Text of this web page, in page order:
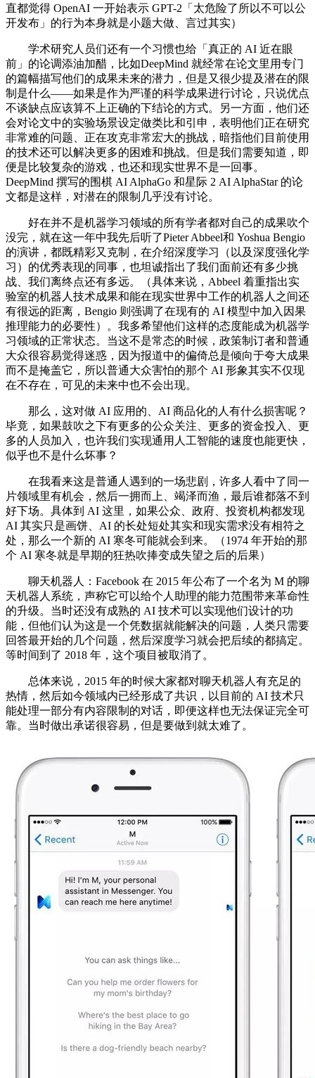
直都觉得 OpenAI 一开始表示 GPT-2「太危险了所以不可以公
开发布」的行为本身就是小题大做、言过其实）
学术研究人员们还有一个习惯也给「真正的 AI 近在眼
前」的论调添油加醋，比如DeepMind 就经常在论文里用专门
的篇幅描写他们的成果未来的潜力，但是又很少提及潜在的限
制是什么——如果是作为严谨的科学成果进行讨论，只说优点
不谈缺点应该算不上正确的下结论的方式。另一方面，他们还
会对论文中的实验场景设定做类比和引申，表明他们正在研究
非常难的问题、正在攻克非常宏大的挑战，暗指他们目前使用
的技术还可以解决更多的困难和挑战。但是我们需要知道，即
便是比较复杂的游戏，也还和现实世界不是一回事。
DeepMind 撰写的围棋 AI AlphaGo 和星际 2 AI AlphaStar 的论
文都是这样，对潜在的限制几乎没有讨论。
好在并不是机器学习领域的所有学者都对自己的成果吹个
没完，就在这一年中我先后听了Pieter Abbeel和 Yoshua Bengio
的演讲，都既精彩又克制，在介绍深度学习（以及深度强化学
习）的优秀表现的同事，也坦诚指出了我们面前还有多少挑
战、我们离终点还有多远。（具体来说，Abbeel 着重指出实
验室的机器人技术成果和能在现实世界中工作的机器人之间还
有很远的距离，Bengio 则强调了在现有的 AI 模型中加入因果
推理能力的必要性）。我多希望他们这样的态度能成为机器学
习领域的正常状态。当这不是常态的时候，政策制订者和普通
大众很容易觉得迷惑，因为报道中的偏倚总是倾向于夸大成果
而不是掩盖它，所以普通大众害怕的那个 AI 形象其实不仅现
在不存在，可见的未来中也不会出现。
那么，这对做 AI 应用的、AI 商品化的人有什么损害呢？
毕竟，如果鼓吹之下有更多的公众关注、更多的资金投入、更
多的人员加入，也许我们实现通用人工智能的速度也能更快，
似乎也不是什么坏事？
在我看来这是普通人遇到的一场悲剧，许多人看中了同一
片领域里有机会，然后一拥而上、竭泽而渔，最后谁都落不到
好下场。具体到 AI 这里，如果公众、政府、投资机构都发现
AI 其实只是画饼、AI 的长处短处其实和现实需求没有相符之
处，那么一个新的 AI 寒冬可能就会到来。（1974 年开始的那
个 AI 寒冬就是早期的狂热吹捧变成失望之后的后果）
聊天机器人：Facebook 在 2015 年公布了一个名为 M 的聊
天机器人系统，声称它可以给个人助理的能力范围带来革命性
的升级。当时还没有成熟的 AI 技术可以实现他们设计的功
能，但他们认为这是一个凭数据就能解决的问题，人类只需要
回答最开始的几个问题，然后深度学习就会把后续的都搞定。
等时间到了 2018 年，这个项目被取消了。
总体来说，2015 年的时候大家都对聊天机器人有充足的
热情，然后如今领域内已经形成了共识，以目前的 AI 技术只
能处理一部分有内容限制的对话，即便这样也无法保证完全可
靠。当时做出承诺很容易，但是要做到就太难了。